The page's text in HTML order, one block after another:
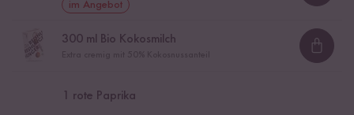
im Angebot
300 ml Bio Kokosmilch
1 rote Paprika